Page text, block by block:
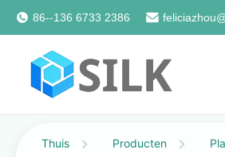
86--136 6733 2386
Thuis Producten